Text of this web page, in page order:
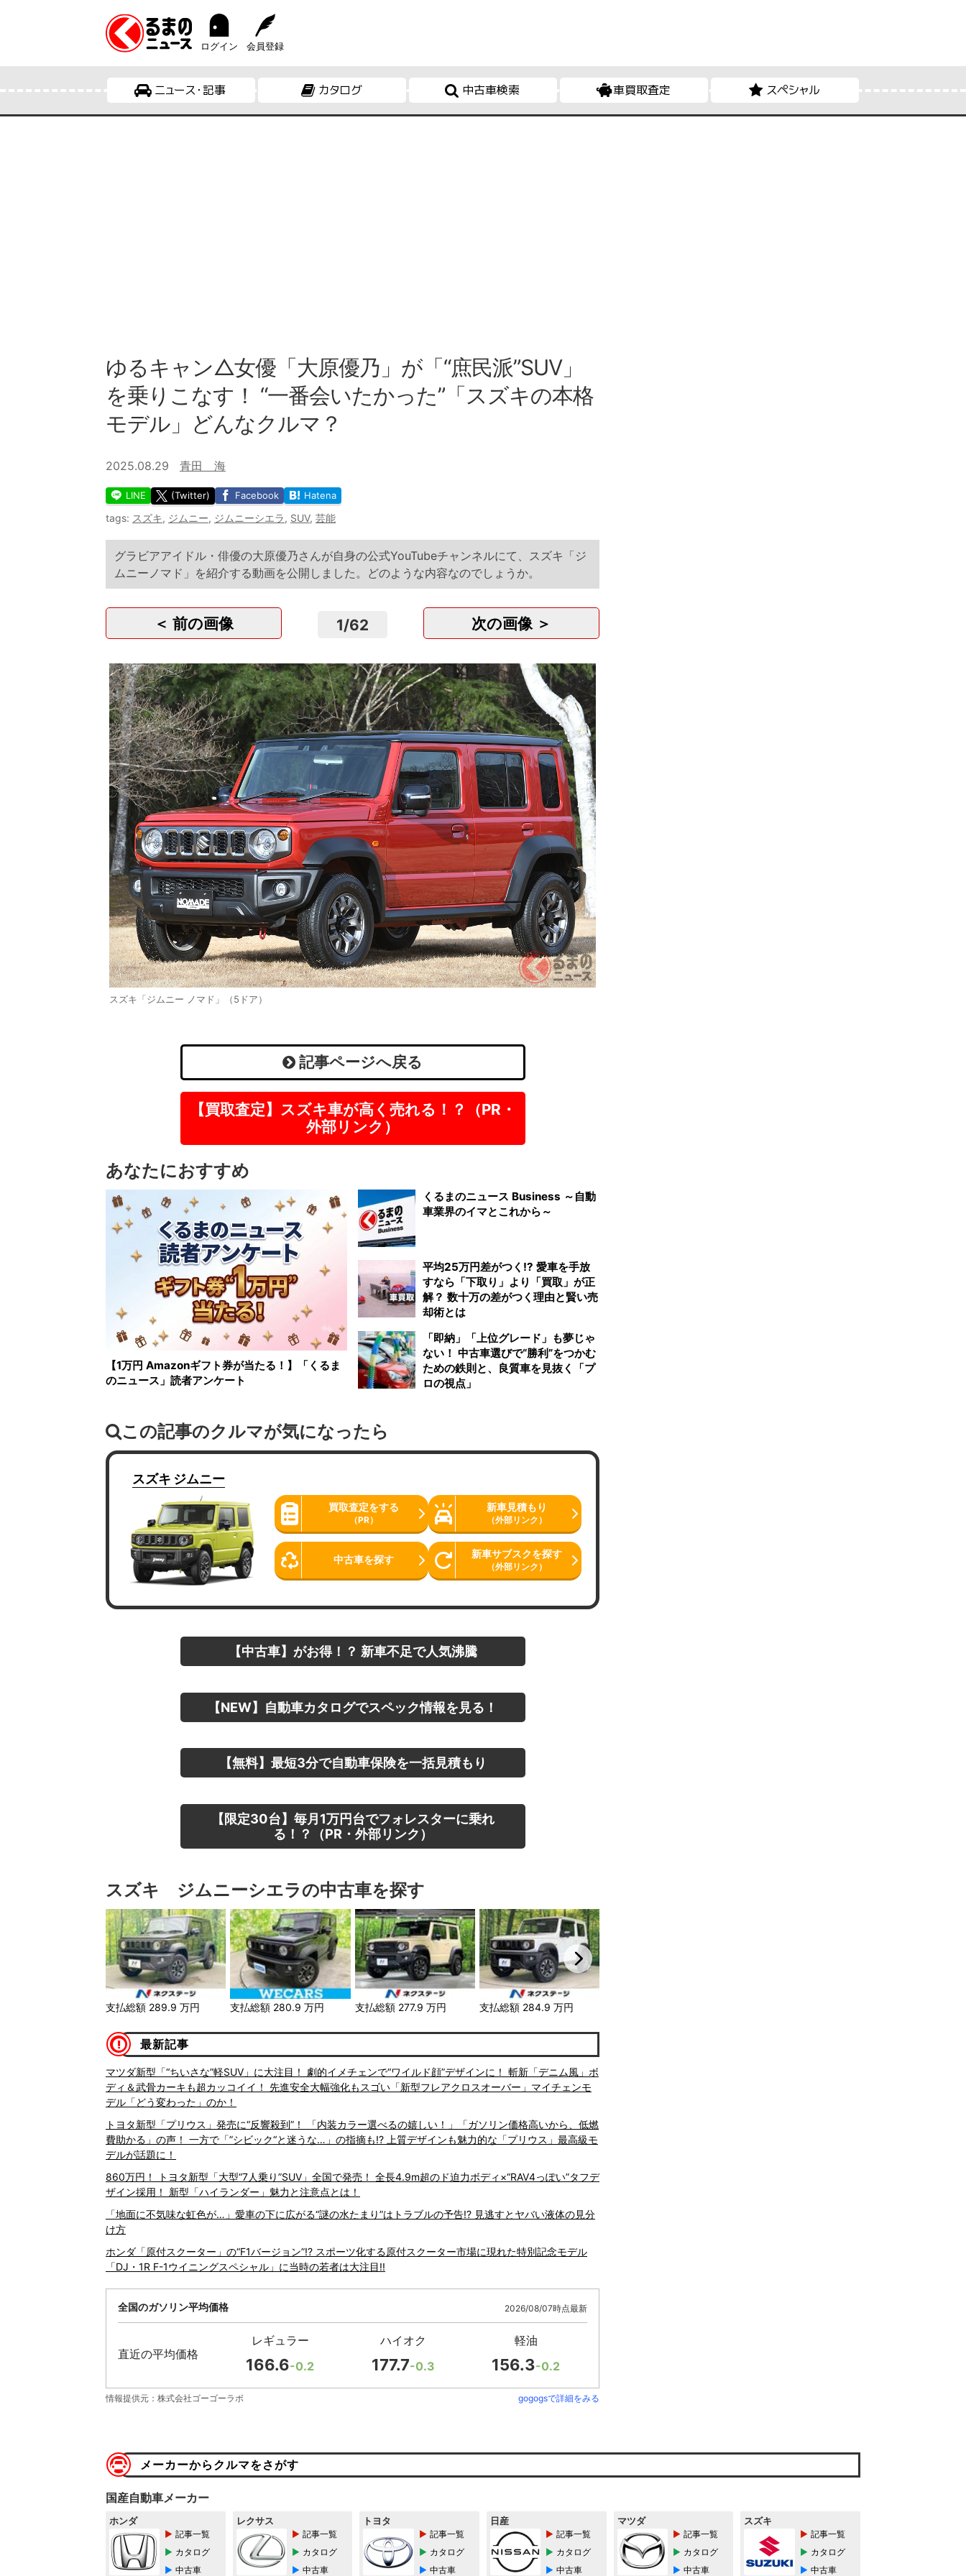
ログイン 会員登録
ニュース・記事 カタログ 中古車検索 車買取査定 スペシャル
ゆるキャン△女優「大原優乃」が「“庶民派”SUV」
を乗りこなす！ “一番会いたかった”「スズキの本格
モデル」どんなクルマ？
2025.08.29 青田 海
LINE (Twitter) Facebook Hatena
tags: スズキ, ジムニー, ジムニーシエラ, SUV, 芸能
グラビアアイドル・俳優の大原優乃さんが自身の公式YouTubeチャンネルにて、スズキ「ジ
ムニーノマド」を紹介する動画を公開しました。どのような内容なのでしょうか。
＜ 前の画像 1/62 次の画像 ＞
スズキ「ジムニー ノマド」（5ドア）
記事ページへ戻る
【買取査定】スズキ車が高く売れる！？（PR・
外部リンク）
あなたにおすすめ
【1万円 Amazonギフト券が当たる！】「くるま
のニュース」読者アンケート
くるまのニュース Business ～自動
車業界のイマとこれから～
平均25万円差がつく!? 愛車を手放
すなら「下取り」より「買取」が正
解？ 数十万の差がつく理由と賢い売
却術とは
「即納」「上位グレード」も夢じゃ
ない！ 中古車選びで“勝利”をつかむ
ための鉄則と、良質車を見抜く「プ
ロの視点」
この記事のクルマが気になったら
スズキ ジムニー
買取査定をする
（PR）
新車見積もり
（外部リンク）
中古車を探す 新車サブスクを探す
（外部リンク）
【中古車】がお得！？ 新車不足で人気沸騰
【NEW】自動車カタログでスペック情報を見る！
【無料】最短3分で自動車保険を一括見積もり
【限定30台】毎月1万円台でフォレスターに乗れ
る！？（PR・外部リンク）
スズキ ジムニーシエラの中古車を探す
支払総額 289.9 万円 支払総額 280.9 万円 支払総額 277.9 万円 支払総額 284.9 万円
最新記事
マツダ新型「“ちいさな”軽SUV」に大注目！ 劇的イメチェンで“ワイルド顔”デザインに！ 斬新「デニム風」ボ
ディ＆武骨カーキも超カッコイイ！ 先進安全大幅強化もスゴい「新型フレアクロスオーバー」マイチェンモ
デル「どう変わった」のか！
トヨタ新型「プリウス」発売に“反響殺到”！ 「内装カラー選べるの嬉しい！」「ガソリン価格高いから、低燃
費助かる」の声！ 一方で「”シビック“と迷うな…」の指摘も!? 上質デザインも魅力的な「プリウス」最高級モ
デルが話題に！
860万円！ トヨタ新型「大型“7人乗り”SUV」全国で発売！ 全長4.9m超のド迫力ボディ×“RAV4っぽい”タフデ
ザイン採用！ 新型「ハイランダー」魅力と注意点とは！
「地面に不気味な虹色が…」愛車の下に広がる“謎の水たまり”はトラブルの予告!? 見逃すとヤバい液体の見分
け方
ホンダ「原付スクーター」の“F1バージョン”!? スポーツ化する原付スクーター市場に現れた特別記念モデル
「DJ・1R F-1ウイニングスペシャル」に当時の若者は大注目!!
全国のガソリン平均価格 2026/08/07時点最新
直近の平均価格
レギュラー
166.6-0.2
ハイオク
177.7-0.3
軽油
156.3-0.2
情報提供元：株式会社ゴーゴーラボ gogogsで詳細をみる
メーカーからクルマをさがす
国産自動車メーカー
ホンダ
記事一覧
カタログ
中古車
レクサス
記事一覧
カタログ
中古車
トヨタ
記事一覧
カタログ
中古車
日産
記事一覧
カタログ
中古車
マツダ
記事一覧
カタログ
中古車
スズキ
記事一覧
カタログ
中古車